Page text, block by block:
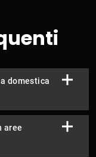
domestica
aree